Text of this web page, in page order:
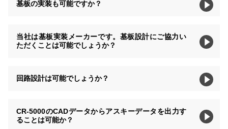
基板の実装も可能ですか？
当社は基板実装メーカーです。基板設計にご協力い
ただくことは可能でしょうか？
回路設計は可能でしょうか？
CR-5000のCADデータからアスキーデータを出力す
ることは可能か？